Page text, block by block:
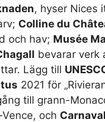
, hyser Nices
Colline du
och hav; Musée
bevarar verk
Lägg till
2021 för
till grann-
och